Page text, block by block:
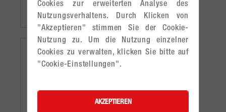
Aufbau- & Kreisspielerin
Cookies zur erweiterten Analyse des
Nutzungsverhaltens. Durch Klicken von
"Akzeptieren" stimmen Sie der Cookie-
Nutzung zu. Um die Nutzung einzelner
Cookies zu verwalten, klicken Sie bitte auf
"Cookie-Einstellungen".
AKZEPTIEREN